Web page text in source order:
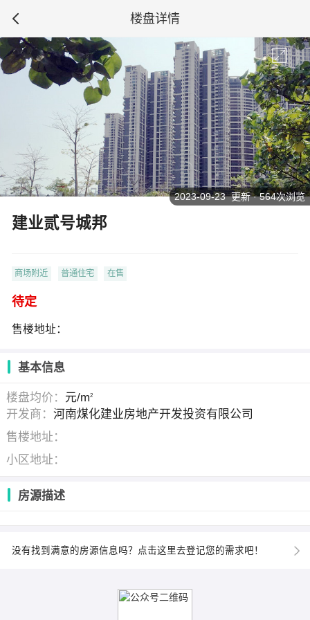
楼盘详情
建业贰号城邦
商场附近 普通住宅 在售
待定
售楼地址：
2023-09-23 更新 · 564次浏览
基本信息
楼盘均价： 元/m2
开发商：河南煤化建业房地产开发投资有限公司
售楼地址：
小区地址：
房源描述
没有找到满意的房源信息吗？点击这里去登记您的需求吧！